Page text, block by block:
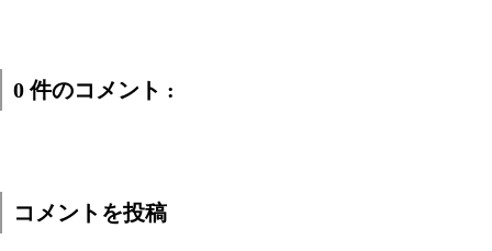
0 件のコメント :
コメントを投稿